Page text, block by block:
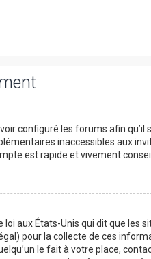
configuré les forums afin
inaccessibles aux
est rapide et vivement
loi aux États-Unis qui dit que les
pour la collecte de ces
le fait à votre place,